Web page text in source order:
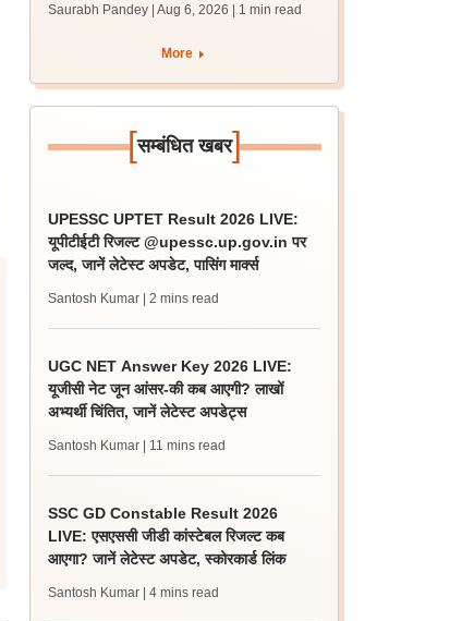
24 अगस्त को जारी होगी मेरिट
Saurabh Pandey | Aug 6, 2026 | 1 min read
More
[सम्बंधित खबर]
UPESSC UPTET Result 2026 LIVE:
यूपीटीईटी रिजल्ट @upessc.up.gov.in पर
जल्द, जानें लेटेस्ट अपडेट, पासिंग मार्क्स
Santosh Kumar | 2 mins read
UGC NET Answer Key 2026 LIVE:
यूजीसी नेट जून आंसर-की कब आएगी? लाखों
अभ्यर्थी चिंतित, जानें लेटेस्ट अपडेट्स
Santosh Kumar | 11 mins read
SSC GD Constable Result 2026
LIVE: एसएससी जीडी कांस्टेबल रिजल्ट कब
आएगा? जानें लेटेस्ट अपडेट, स्कोरकार्ड लिंक
Santosh Kumar | 4 mins read